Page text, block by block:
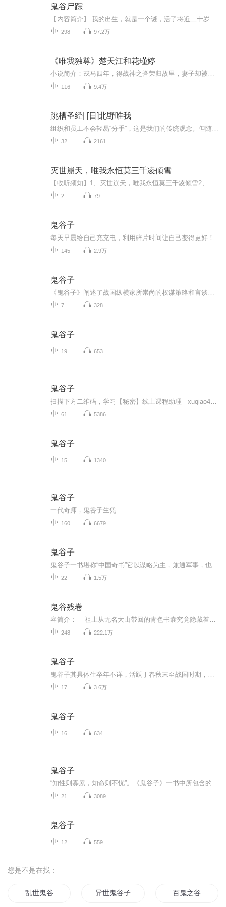
鬼谷尸踪
298 97.2万
《唯我独尊》楚天江和花瑾婷
116 9.4万
跳槽圣经| [日]北野唯我
32 2161
灭世崩天，唯我永恒莫三千凌倾雪
2 79
鬼谷子
每天早晨给自己充充电，利用碎片时间让自己变得更好！
145 2.9万
鬼谷子
7 328
鬼谷子
19 653
鬼谷子
61 5386
鬼谷子
15 1340
鬼谷子
一代奇师，鬼谷子生凭
160 6679
鬼谷子
22 1.5万
鬼谷残卷
248 222.1万
鬼谷子
17 3.6万
鬼谷子
16 634
鬼谷子
21 3089
鬼谷子
12 559
您是不是在找：
乱世鬼谷 异世鬼谷子 百鬼之谷